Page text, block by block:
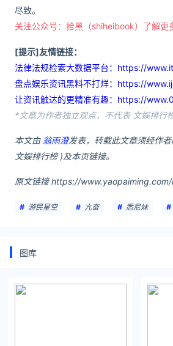
尽致。
关注公众号：拾黑（shiheibook）了解更
[提示]友情链接：
法律法规检索大数据平台：https://
盘点娱乐资讯黑料不打烊：https://
让资讯触达的更精准有趣：https://
*文章为作者独立观点，不代表 文娱排行
本文由 翁雨澄发表，转载此文章须经作
文娱排行榜 )及本页链接。
原文链接 https://
游民星空 亢奋 悉尼妹
图库